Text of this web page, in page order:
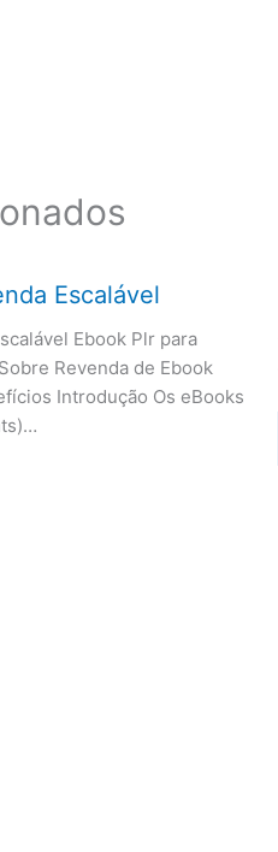
Escalável
Ebook Plr para
Revenda de Ebook
Introdução Os eBooks